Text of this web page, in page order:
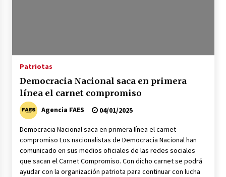
Patriotas
Democracia Nacional saca en primera
línea el carnet compromiso
Agencia FAES 04/01/2025
Democracia Nacional saca en primera línea el carnet
compromiso Los nacionalistas de Democracia Nacional han
comunicado en sus medios oficiales de las redes sociales
que sacan el Carnet Compromiso. Con dicho carnet se podrá
ayudar con la organización patriota para continuar con lucha